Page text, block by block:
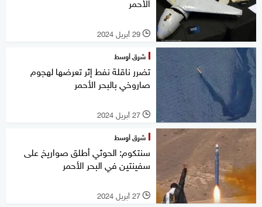
l 29 أبريل 2024
شرق أوسط
تضرر ناقلة نفط إثر تعرضها لهجوم
صاروخي بالبحر الأحمر
l 27 أبريل 2024
شرق أوسط
سنتكوم: الحوثي أطلق صواريخ على
سفينتين في البحر الأحمر
l 27 أبريل 2024